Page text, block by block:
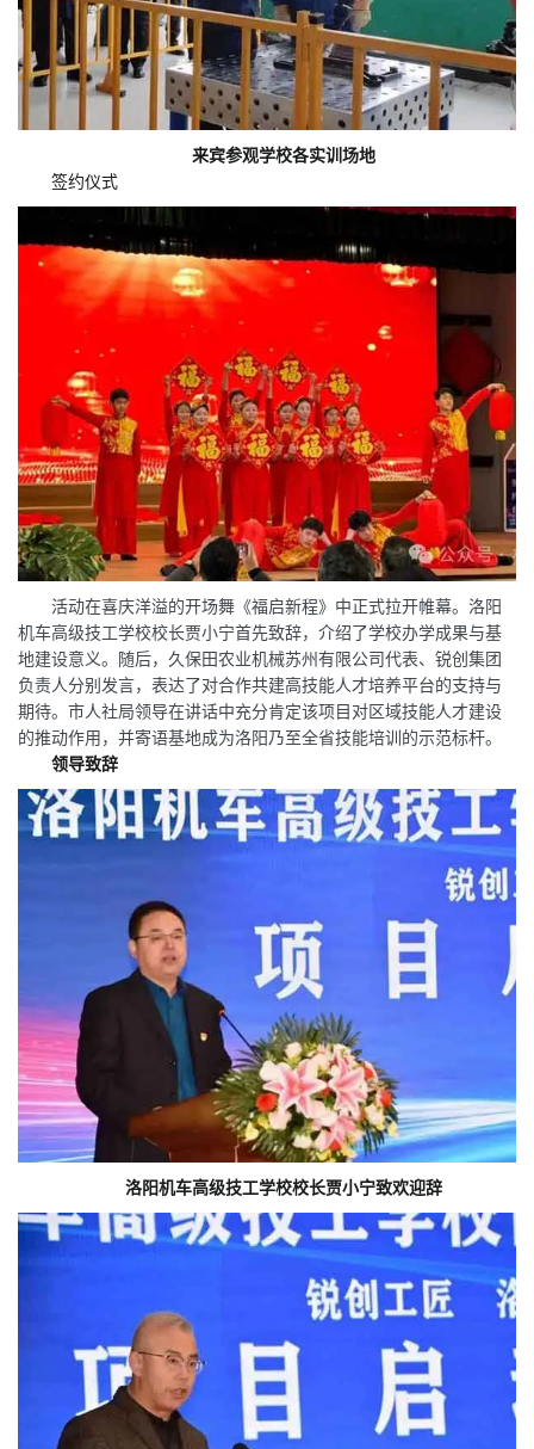
来宾参观学校各实训场地
签约仪式
活动在喜庆洋溢的开场舞《福启新程》中正式拉开帷幕。洛阳
机车高级技工学校校长贾小宁首先致辞，介绍了学校办学成果与基
地建设意义。随后，久保田农业机械苏州有限公司代表、锐创集团
负责人分别发言，表达了对合作共建高技能人才培养平台的支持与
期待。市人社局领导在讲话中充分肯定该项目对区域技能人才建设
的推动作用，并寄语基地成为洛阳乃至全省技能培训的示范标杆。
领导致辞
洛阳机车高级技工学校校长贾小宁致欢迎辞